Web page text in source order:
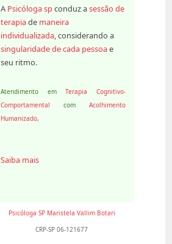
A Psicóloga sp conduz asessão de
terapiade maneira
individualizada, considerando a
singularidade de cada pessoae
seu ritmo.
Atendimento emTerapia Cognitivo-
Comportamental com Acolhimento
Humanizado,
Saiba mais
Psicóloga SP Maristela Vallim Botari
CRP-SP 06-121677